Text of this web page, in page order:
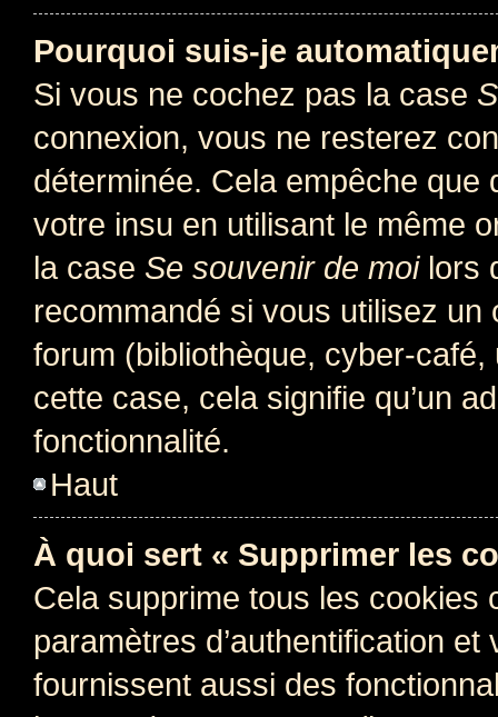
Pourquoi suis-je
Si vous ne cochez pas la case
connexion, vous ne resterez
déterminée. Cela empêche que
votre insu en utilisant le même
la case Se souvenir de moilors
recommandé si vous utilisez
forum (bibliothèque, cyber-
cette case, cela signifie qu’un
fonctionnalité.
Haut
À quoi sert « Supprimer les
Cela supprime tous les cookies
paramètres d’authentification
fournissent aussi des